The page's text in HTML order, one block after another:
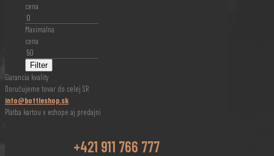
cena
Maximálna
cena
Filter
Garancia kvality
Doručujeme tovar do celej SR
info@bottleshop.sk
Platba kartou v eshope aj predajni
+421 911 766 777